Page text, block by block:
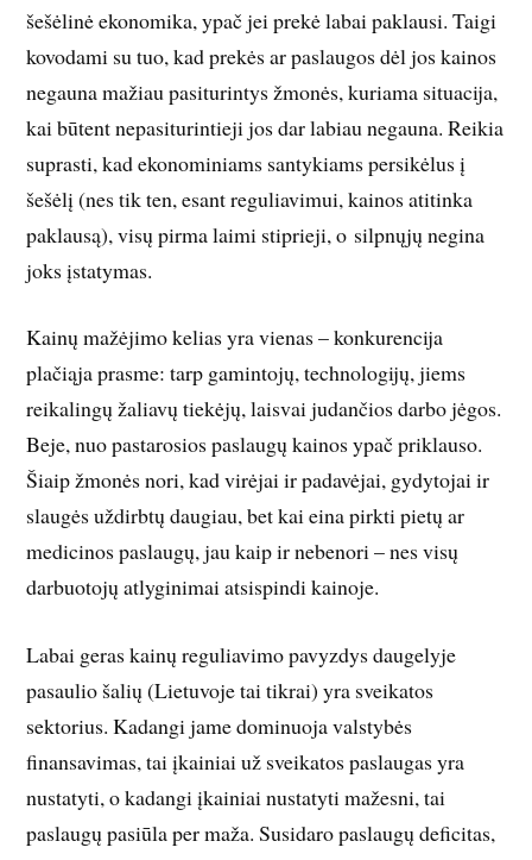
šešėlinė ekonomika, ypač jei prekė labai paklausi. Taigi
kovodami su tuo, kad prekės ar paslaugos dėl jos kainos
negauna mažiau pasiturintys žmonės, kuriama situacija,
kai būtent nepasiturintieji jos dar labiau negauna. Reikia
suprasti, kad ekonominiams santykiams persikėlus į
šešėlį (nes tik ten, esant reguliavimui, kainos atitinka
paklausą), visų pirma laimi stiprieji, o silpnųjų negina
joks įstatymas.
Kainų mažėjimo kelias yra vienas – konkurencija
plačiąja prasme: tarp gamintojų, technologijų, jiems
reikalingų žaliavų tiekėjų, laisvai judančios darbo jėgos.
Beje, nuo pastarosios paslaugų kainos ypač priklauso.
Šiaip žmonės nori, kad virėjai ir padavėjai, gydytojai ir
slaugės uždirbtų daugiau, bet kai eina pirkti pietų ar
medicinos paslaugų, jau kaip ir nebenori – nes visų
darbuotojų atlyginimai atsispindi kainoje.
Labai geras kainų reguliavimo pavyzdys daugelyje
pasaulio šalių (Lietuvoje tai tikrai) yra sveikatos
sektorius. Kadangi jame dominuoja valstybės
finansavimas, tai įkainiai už sveikatos paslaugas yra
nustatyti, o kadangi įkainiai nustatyti mažesni, tai
paslaugų pasiūla per maža. Susidaro paslaugų deficitas,